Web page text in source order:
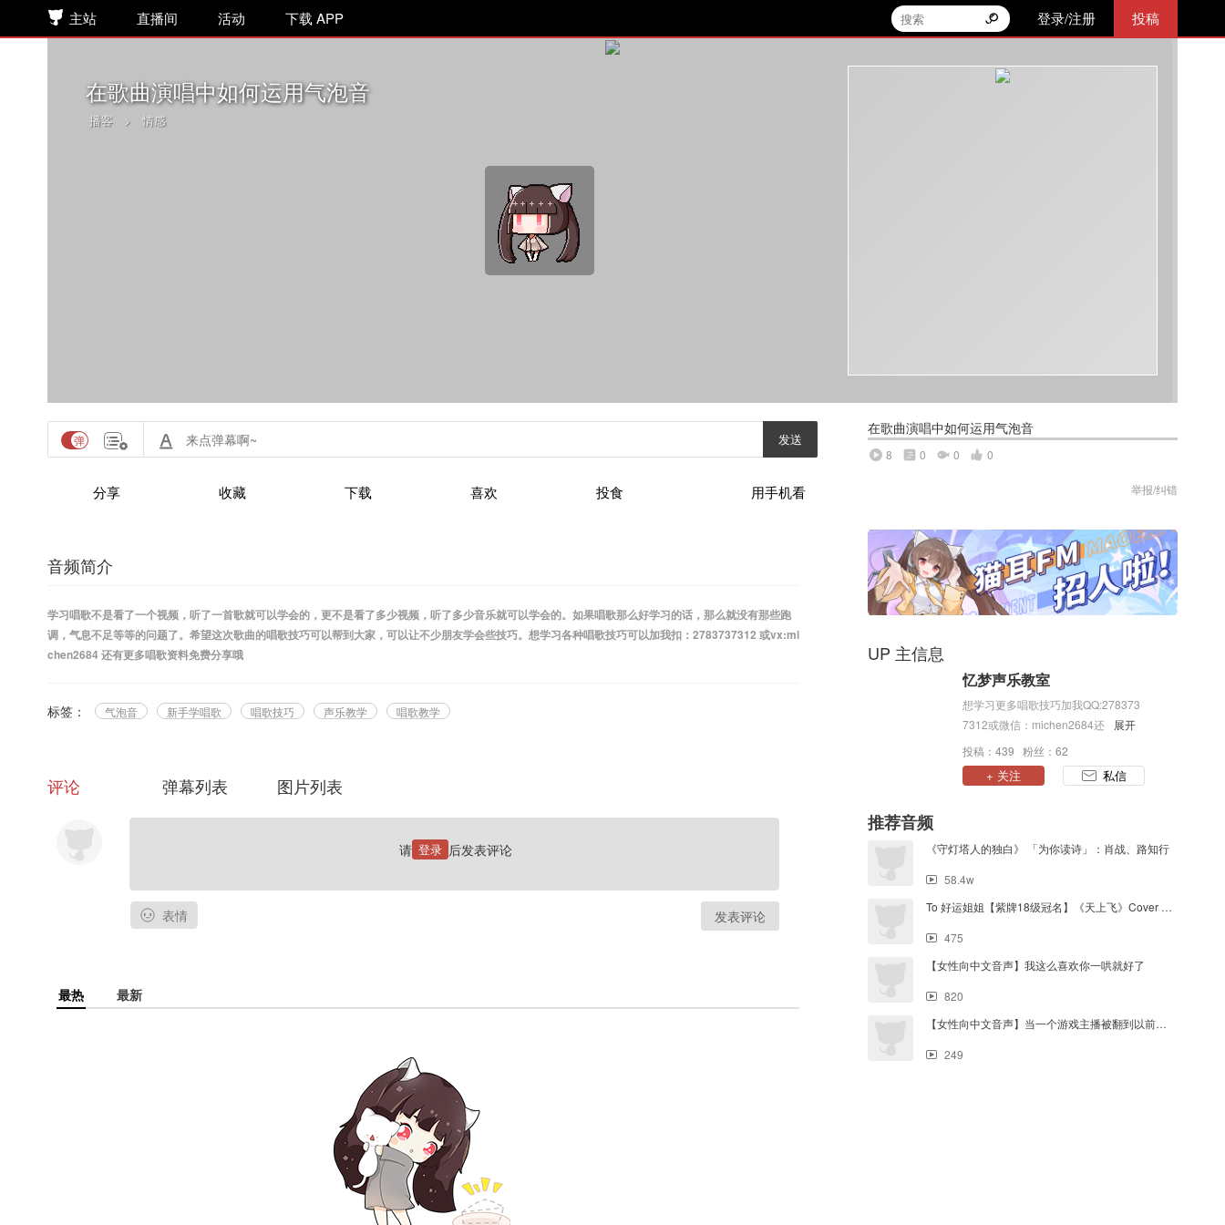
主站 直播间 活动 下载 APP 登录/注册 投稿
在歌曲演唱中如何运用气泡音
播客 > 情感
发送
分享 收藏 下载 喜欢 投食 用手机看
在歌曲演唱中如何运用气泡音
8 0 0 0
举报/纠错
音频简介
学习唱歌不是看了一个视频，听了一首歌就可以学会的，更不是看了多少视频，听了多少音乐就可以学会的。如果唱歌那么好学习的话，那么就没有那些跑
调，气息不足等等的问题了。希望这次歌曲的唱歌技巧可以帮到大家，可以让不少朋友学会些技巧。想学习各种唱歌技巧可以加我扣：2783737312 或vx:mi
chen2684 还有更多唱歌资料免费分享哦
标签： 气泡音 新手学唱歌 唱歌技巧 声乐教学 唱歌教学
评论 弹幕列表 图片列表
请 登录 后发表评论
表情 发表评论
最热 最新
UP 主信息
忆梦声乐教室
想学习更多唱歌技巧加我QQ:278373
7312或微信：michen2684还有更多
唱歌技巧免费分享哦
展开
投稿：439 粉丝：62
+ 关注 私信
推荐音频
《守灯塔人的独白》 「为你读诗」：肖战、路知行
58.4w
To 好运姐姐【紫牌18级冠名】《天上飞》Cover Saddoggy
475
【女性向中文音声】我这么喜欢你一哄就好了
820
【女性向中文音声】当一个游戏主播被翻到以前是个音声主播的时候
249